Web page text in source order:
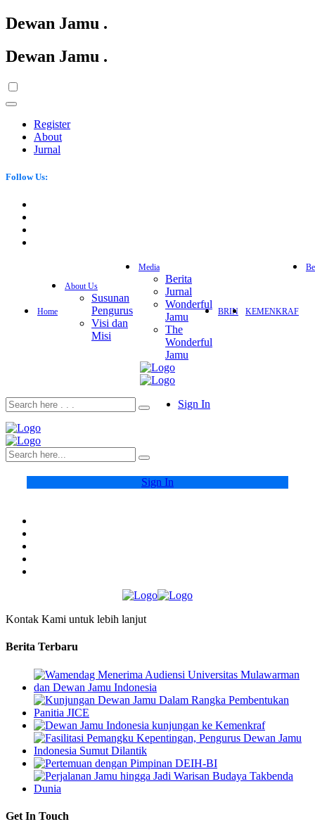
Dewan Jamu .
Dewan Jamu .
Register
About
Jurnal
Follow Us:
Home
About Us
Susunan
Pengurus
Visi dan
Misi
Media
Berita
Jurnal
Wonderful
Jamu
The
Wonderful
Jamu
BRIN KEMENKRAF
Sign In
Sign In
Kontak Kami untuk lebih lanjut
Berita Terbaru
Get In Touch